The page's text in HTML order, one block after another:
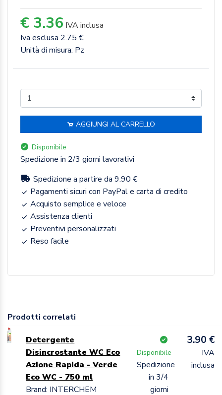
€ 3.36 IVA inclusa
Iva esclusa 2.75 €
Unità di misura: Pz
AGGIUNGI AL CARRELLO
Disponibile
Spedizione in 2/3 giorni lavorativi
Spedizione a partire da 9.90 €
Pagamenti sicuri con PayPal e carta di credito
Acquisto semplice e veloce
Assistenza clienti
Preventivi personalizzati
Reso facile
Prodotti correlati
Detergente
Disincrostante WC Eco
Azione Rapida - Verde
Eco WC - 750 ml
Brand: INTERCHEM
Disponibile
Spedizione
in 3/4
giorni
3.90 €
IVA
inclusa